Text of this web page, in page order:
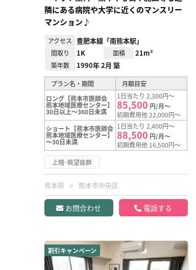
隣にある病院や大学に近くのマンスリー
マンション♪
アクセス 豊肥本線「南熊本駅」
間取り 1K 面積 21m²
築年数 1990年 2月 築
プラン名・期間
月額目安
ロング【熊本市医師会
熊本地域医療センター】
30日以上～360日未満
1日当たり 2,300円～
85,500 円/月～
初期費用他 22,000円～
ショート【熊本市医師会
熊本地域医療センター】
～30日未満
1日当たり 2,400円～
88,500 円/月～
初期費用他 16,500円～
上階･眺望抜群
熊本県 熊本市中央区
お問合わせ 電話する
割引キャンペーン